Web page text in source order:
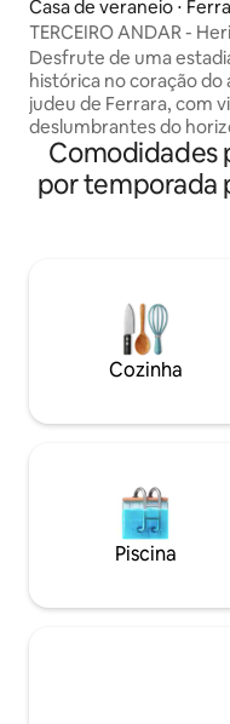
Casa de veraneio ⋅
TERCEIRO ANDAR -
Desfrute de uma
histórica no coração
judeu de Ferrara, com
deslumbrantes do
da cidade e a poucos
e de um excelente
Um apartamento no
totalmente equipada e
moderno. O
localizado no terceiro
que não há elevador.
Comodidades
por temporada
Cozinha
Piscina